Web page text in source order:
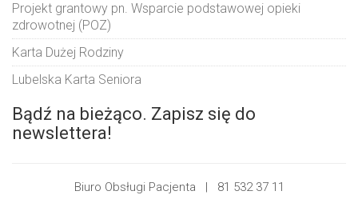
Projekt grantowy pn. Wsparcie podstawowej opieki
zdrowotnej (POZ)
Karta Dużej Rodziny
Lubelska Karta Seniora
Bądź na bieżąco. Zapisz się do
newslettera!
Biuro Obsługi Pacjenta | 81 532 37 11